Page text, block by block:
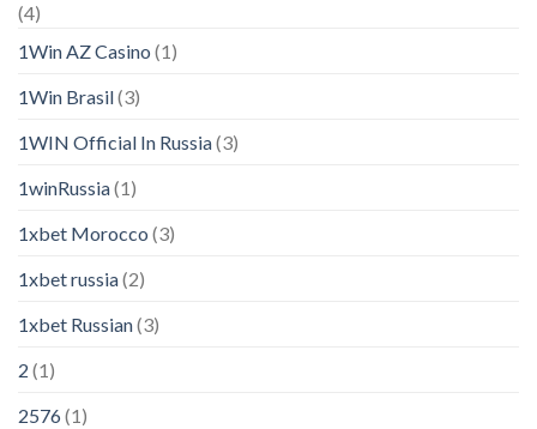
(4)
1Win AZ Casino (1)
1Win Brasil(3)
1WIN Official In Russia(3)
1winRussia(1)
1xbet Morocco (3)
1xbet russia(2)
1xbet Russian(3)
2 (1)
2576(1)